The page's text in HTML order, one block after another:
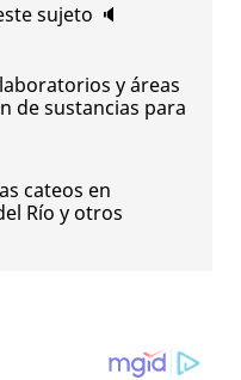
sujeto 🔈
y áreas
de sustancias para
cateos en
Río y otros